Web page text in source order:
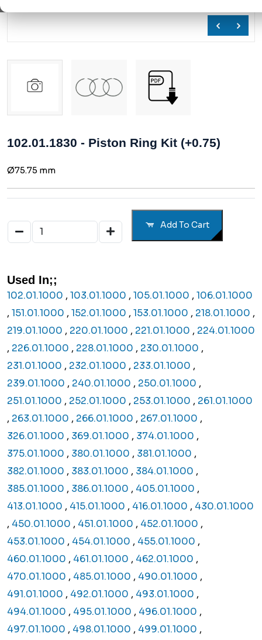
102.01.1830 - Piston Ring Kit (+0.75)
Ø75.75 mm
Add To Cart
Used In;;
102.01.1000 , 103.01.1000 , 105.01.1000 , 106.01.1000
, 151.01.1000 , 152.01.1000 , 153.01.1000 , 218.01.1000 ,
219.01.1000 , 220.01.1000 , 221.01.1000 , 224.01.1000
, 226.01.1000 , 228.01.1000 , 230.01.1000 ,
231.01.1000 , 232.01.1000 , 233.01.1000 ,
239.01.1000 , 240.01.1000 , 250.01.1000 ,
251.01.1000 , 252.01.1000 , 253.01.1000 , 261.01.1000
, 263.01.1000 , 266.01.1000 , 267.01.1000 ,
326.01.1000 , 369.01.1000 , 374.01.1000 ,
375.01.1000 , 380.01.1000 , 381.01.1000 ,
382.01.1000 , 383.01.1000 , 384.01.1000 ,
385.01.1000 , 386.01.1000 , 405.01.1000 ,
413.01.1000 , 415.01.1000 , 416.01.1000 , 430.01.1000
, 450.01.1000 , 451.01.1000 , 452.01.1000 ,
453.01.1000 , 454.01.1000 , 455.01.1000 ,
460.01.1000 , 461.01.1000 , 462.01.1000 ,
470.01.1000 , 485.01.1000 , 490.01.1000 ,
491.01.1000 , 492.01.1000 , 493.01.1000 ,
494.01.1000 , 495.01.1000 , 496.01.1000 ,
497.01.1000 , 498.01.1000 , 499.01.1000 ,